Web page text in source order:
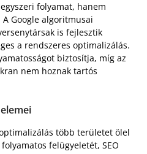
folyamat, hanem
Google algoritmusai
is fejlesztik
a rendszeres optimalizálás.
biztosítja, míg az
nem hoznak tartós
több területet ölel
felügyeletét, SEO